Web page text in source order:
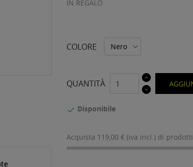
IN REGALO
COLORE
QUANTITÀ
 Disponibile
Acquista 119,00 € (iva incl.) di